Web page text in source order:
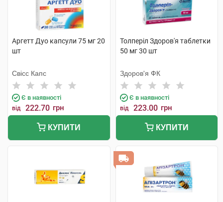
Аргетт Дуо капсули 75 мг 20
шт
Свісс Капс
Є в наявності
від 222.70 грн
КУПИТИ
Толперіл Здоров'я таблетки
50 мг 30 шт
Здоров'я ФК
Є в наявності
від 223.00 грн
КУПИТИ